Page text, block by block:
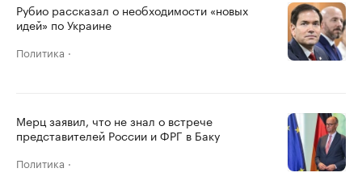
Рубио рассказал о необходимости «новых
идей» по Украине
Политика
Мерц заявил, что не знал о встрече
представителей России и ФРГ в Баку
Политика